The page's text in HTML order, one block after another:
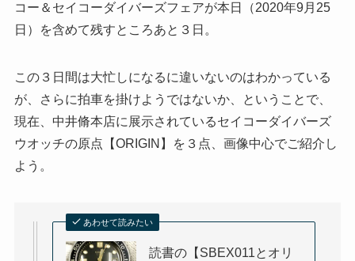
コー＆セイコーダイバーズフェアが本日（2020年9月25
日）を含めて残すところあと３日。
この３日間は大忙しになるに違いないのはわかっている
が、さらに拍車を掛けようではないか、ということで、
現在、中井脩本店に展示されているセイコーダイバーズ
ウオッチの原点【ORIGIN】を３点、画像中心でご紹介し
よう。
あわせて読みたい
読書の【SBEX011とオリ